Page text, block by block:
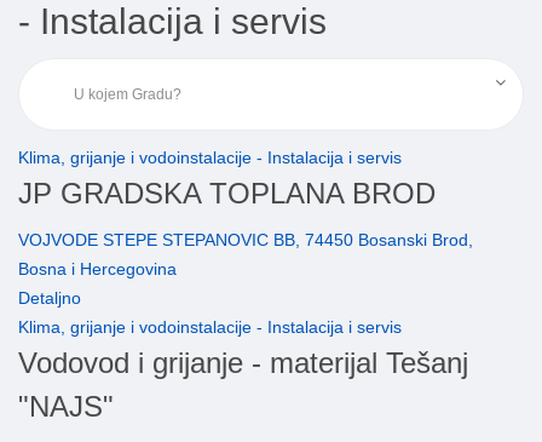
- Instalacija i servis
Klima, grijanje i vodoinstalacije - Instalacija i servis
JP GRADSKA TOPLANA BROD
VOJVODE STEPE STEPANOVIC BB, 74450 Bosanski Brod,
Bosna i Hercegovina
Detaljno
Klima, grijanje i vodoinstalacije - Instalacija i servis
Vodovod i grijanje - materijal Tešanj
"NAJS"